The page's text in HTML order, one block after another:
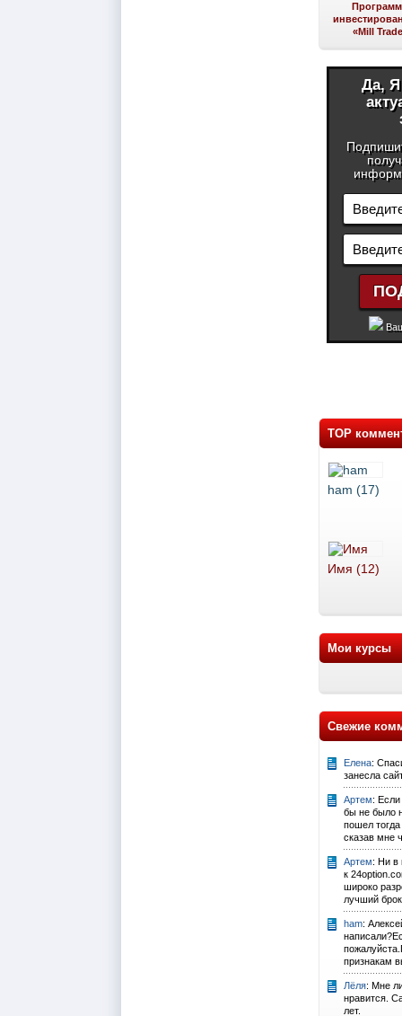
«Mill
Да, Я
TOP
ham (17)
Имя (12)
Мои курсы
Свежие
Елена:
занесла
Артем:
бы не было
пошел
сказав мне
Артем: Ни в
к
широко
лучший
ham:
признакам
Лёля: Мне
нравится.
лет.